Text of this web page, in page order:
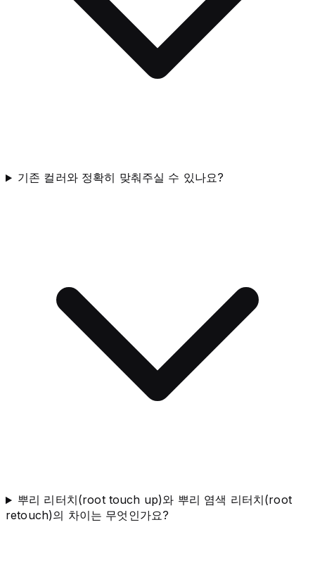
기존 컬러와 정확히 맞춰주실 수 있나요?
뿌리 리터치(root touch up)와 뿌리 염색 리터치(root
retouch)의 차이는 무엇인가요?